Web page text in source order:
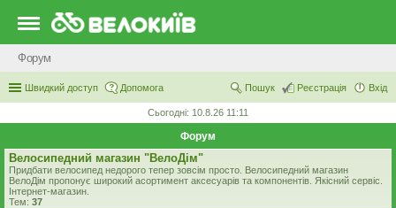
Форум
Швидкий доступ Допомога Вхід
Реєстрація
Пошук
Сьогодні: 10.8.26 11:11
Форум
Велосипедний магазин "ВелоДім"
Придбати велосипед недорого тепер зовсім просто. Велосипедний магазин
ВелоДім пропонує широкий асортимент аксесуарів та компонентів. Якісний сервіс.
Інтернет-магазин.
Тем: 37